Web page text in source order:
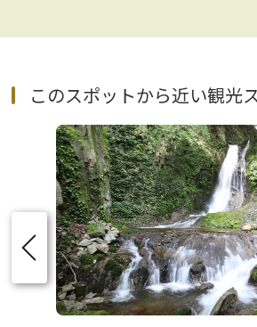
このスポットから近い観光